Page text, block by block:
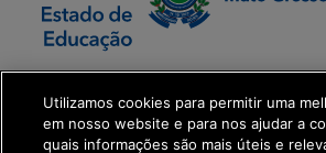
SETDIG | Secretaria-
Executiva de
Transformação Digital
Utilizamos cookies para permitir uma
em nosso website e para nos ajudar a
quais informações são mais úteis e